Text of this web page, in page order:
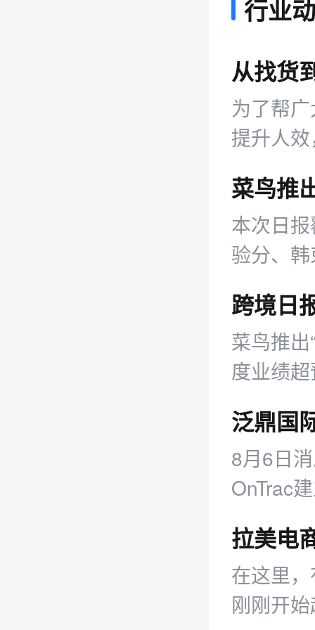
行业
为了帮
提升人
本次日
验分、
菜鸟推
度业绩
8月6日
OnTrac
障。
在这里
刚刚开